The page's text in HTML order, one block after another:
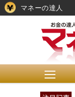
マネーの達人